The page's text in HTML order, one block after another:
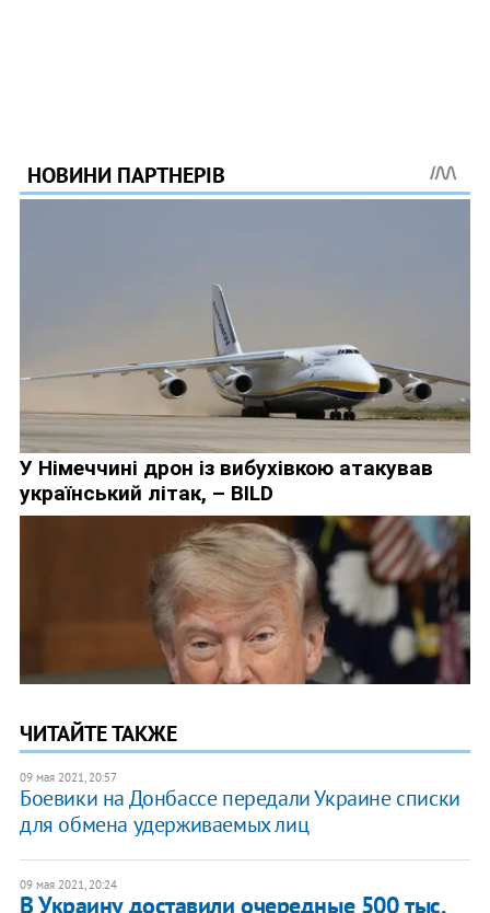
ЧИТАЙТЕ ТАКЖЕ
09 мая 2021, 20:57
Боевики на Донбассе передали Украине списки
для обмена удерживаемых лиц
09 мая 2021, 20:24
В Украину доставили очередные 500 тыс.